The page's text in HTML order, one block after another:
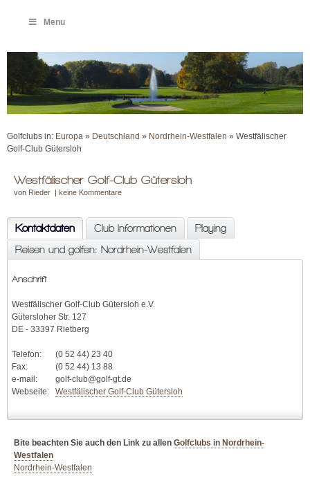
Menu
Golfclubs in: Europa » Deutschland » Nordrhein-Westfalen » Westfälischer
Golf-Club Gütersloh
Westfälischer Golf-Club Gütersloh
von Rieder | keine Kommentare
Kontaktdaten Club Informationen
Playing
Reisen und golfen: Nordrhein-Westfalen
Anschrift
Westfälischer Golf-Club Gütersloh e.V.
Gütersloher Str. 127
DE - 33397 Rietberg
Telefon:
(0 52 44) 23 40
Fax:
(0 52 44) 13 88
e-mail:
golf-club@golf-gt.de
Webseite:
Westfälischer Golf-Club Gütersloh
Bite beachten Sie auch den Link zu allen Golfclubs in Nordrhein-
Westfalen
Nordrhein-Westfalen